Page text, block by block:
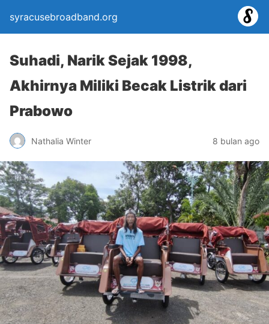
syracusebroadband.org
Suhadi, Narik Sejak 1998,
Akhirnya Miliki Becak Listrik dari
Prabowo
Nathalia Winter 8 bulan ago